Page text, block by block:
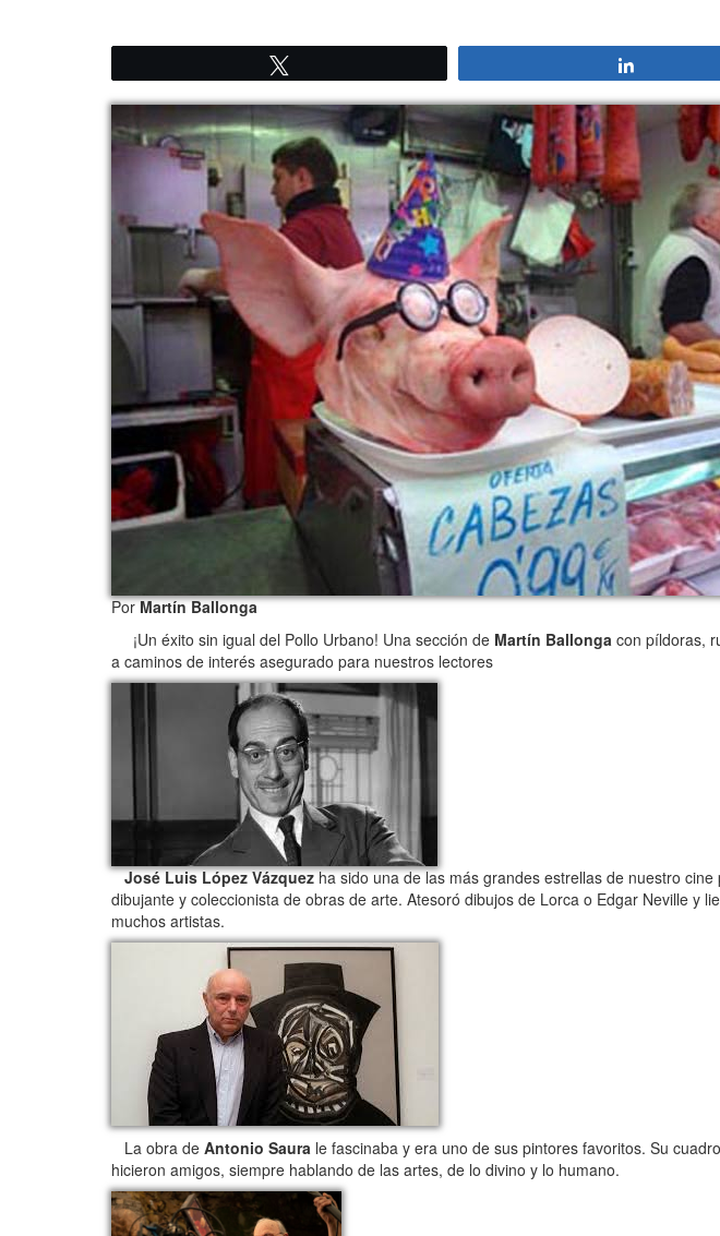
PorMartín Ballonga
¡Un éxito sin igual del Pollo Urbano! Una sección de Martín Ballonga con píldoras,
a caminos de interés asegurado para nuestros lectores
José Luis López Vázquezha sido una de las más grandes estrellas de nuestro
dibujante y coleccionista de obras de arte. Atesoró dibujos de Lorca o Edgar Neville y
muchos artistas.
La obra de Antonio Saura le fascinaba y era uno de sus pintores favoritos. Su
hicieron amigos, siempre hablando de las artes, de lo divino y lo humano.